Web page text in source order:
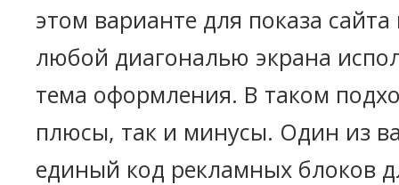
этом варианте для показа сайта
любой диагональю экрана
тема оформления. В таком
плюсы, так и минусы. Один из
единый код рекламных блоков